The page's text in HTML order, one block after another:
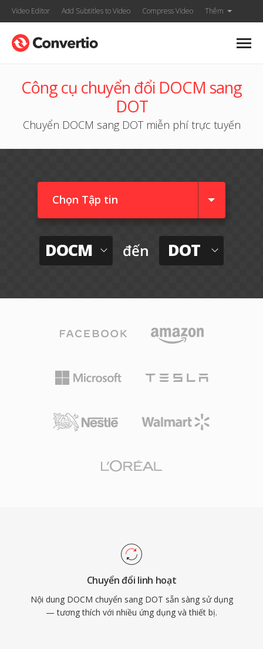
Video Editor Add Subtitles to Video Compress Video Thêm
Công cụ chuyển đổi DOCM sang
DOT
Chuyển DOCM sang DOT miễn phí trực tuyến
Chọn Tập tin
DOCM đến DOT
Chuyển đổi linh hoạt
Nội dung DOCM chuyển sang DOT sẵn sàng sử dụng
— tương thích với nhiều ứng dụng và thiết bị.